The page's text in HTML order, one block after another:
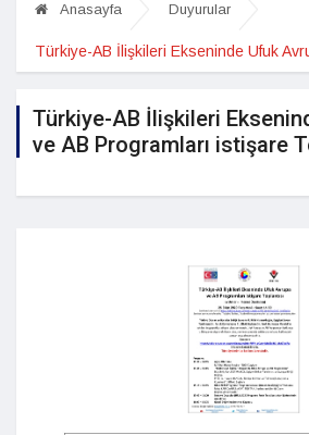
Anasayfa Duyurular
Türkiye-AB İlişkileri
ve AB Programları istişare